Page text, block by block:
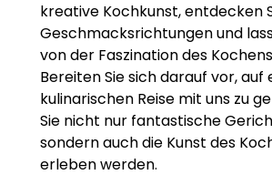
kreative Kochkunst, entdecken
Geschmacksrichtungen und
von der Faszination des
Bereiten Sie sich darauf vor, auf
kulinarischen Reise mit uns zu
Sie nicht nur fantastische
sondern auch die Kunst des
erleben werden.